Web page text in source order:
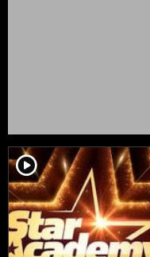
player2